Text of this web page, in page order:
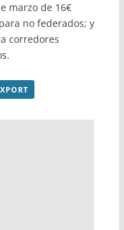
marzo de 16€
no federados; y
corredores